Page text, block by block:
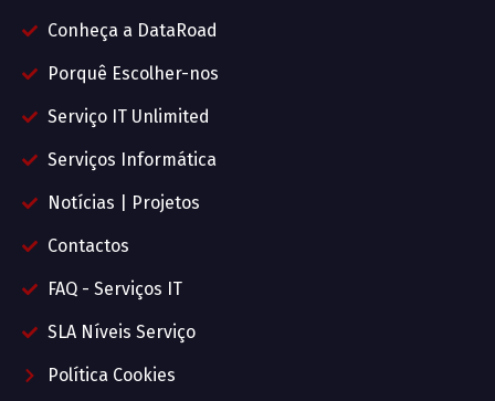
Conheça a DataRoad
Porquê Escolher-nos
Serviço IT Unlimited
Serviços Informática
Notícias | Projetos
Contactos
FAQ - Serviços IT
SLA Níveis Serviço
Política Cookies